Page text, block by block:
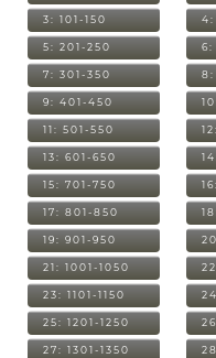
3: 101-150 4:
5: 201-250 6:
7: 301-350 8:
9: 401-450
11: 501-550
13: 601-650
15: 701-750
17: 801-850
19: 901-950
21: 1001-1050
23: 1101-1150
25: 1201-1250
27: 1301-1350